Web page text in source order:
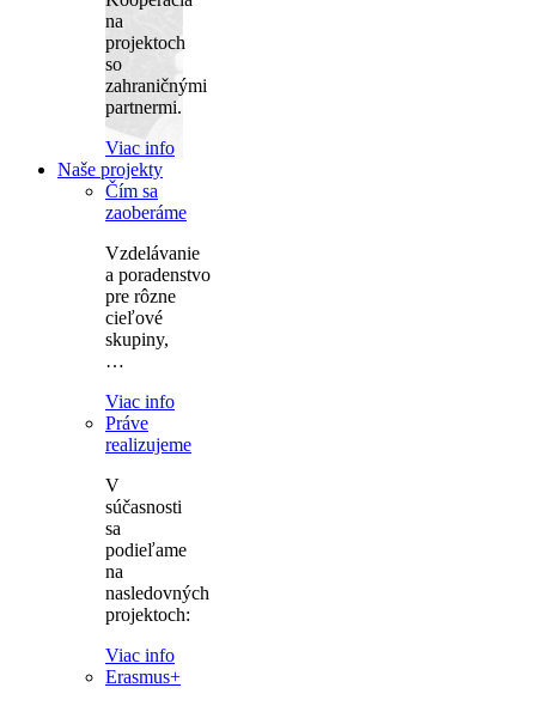
na
projektoch
so
zahraničnými
partnermi.
Viac info
Naše projekty
Čím sa
zaoberáme
Vzdelávanie
a poradenstvo
pre rôzne
cieľové
skupiny,
…
Viac info
Práve
realizujeme
V
súčasnosti
sa
podieľame
na
nasledovných
projektoch:
Viac info
Erasmus+